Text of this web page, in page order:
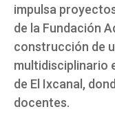
impulsa
de la Fundación
construcción de
multidisciplinario
de El Ixcanal,
docentes.